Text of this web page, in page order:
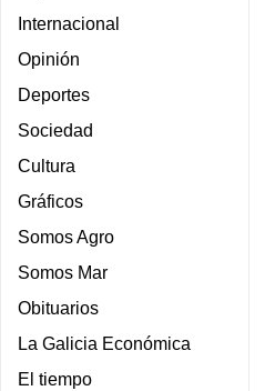
Internacional
Opinión
Deportes
Sociedad
Cultura
Gráficos
Somos Agro
Somos Mar
Obituarios
La Galicia Económica
El tiempo